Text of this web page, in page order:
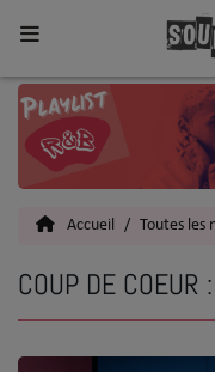
Home
Toutes les News
Actu
Accueil Toutes les
COUP DE COEUR